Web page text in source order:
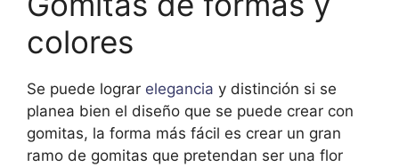
colores
Se puede lograr elegancia y distinción si se
planea bien el diseño que se puede crear con
gomitas, la forma más fácil es crear un gran
ramo de gomitas que pretendan ser una flor